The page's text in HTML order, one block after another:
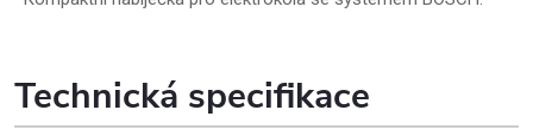
Technická specifikace